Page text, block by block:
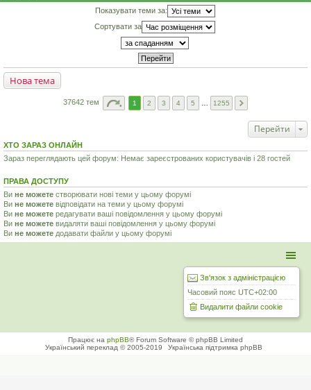
Показувати теми за:
Сортувати за
Нова тема
37642 тем 1 2 3 4 5 1255
Перейти
ХТО ЗАРАЗ ОНЛАЙН
Зараз переглядають цей форум: Немає зареєстрованих користувачів і 28 гостей
ПРАВА ДОСТУПУ
Ви не можете створювати нові теми у цьому форумі
Ви не можете відповідати на теми у цьому форумі
Ви не можете редагувати ваші повідомлення у цьому форумі
Ви не можете видаляти ваші повідомлення у цьому форумі
Ви не можете додавати файли у цьому форумі
Зв'язок з адміністрацією
Часовий пояс UTC+02:00
Видалити файли cookie
Працює на phpBB® Forum Software © phpBB Limited
Український переклад © 2005-2019
Українська підтримка phpBB